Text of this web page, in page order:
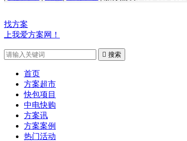
找方案
上我爱方案网！
 搜索
首页
方案超市
快包项目
中电快购
方案讯
方案案例
热门活动